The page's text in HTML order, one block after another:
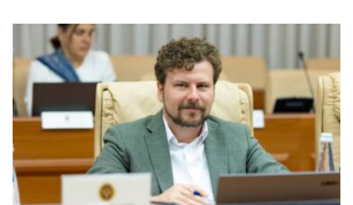
ȘTIREA MEA
Titlu știre+ Adaugă titlu
Fotografie
+ Încarcă imagine
Link media+ Link media